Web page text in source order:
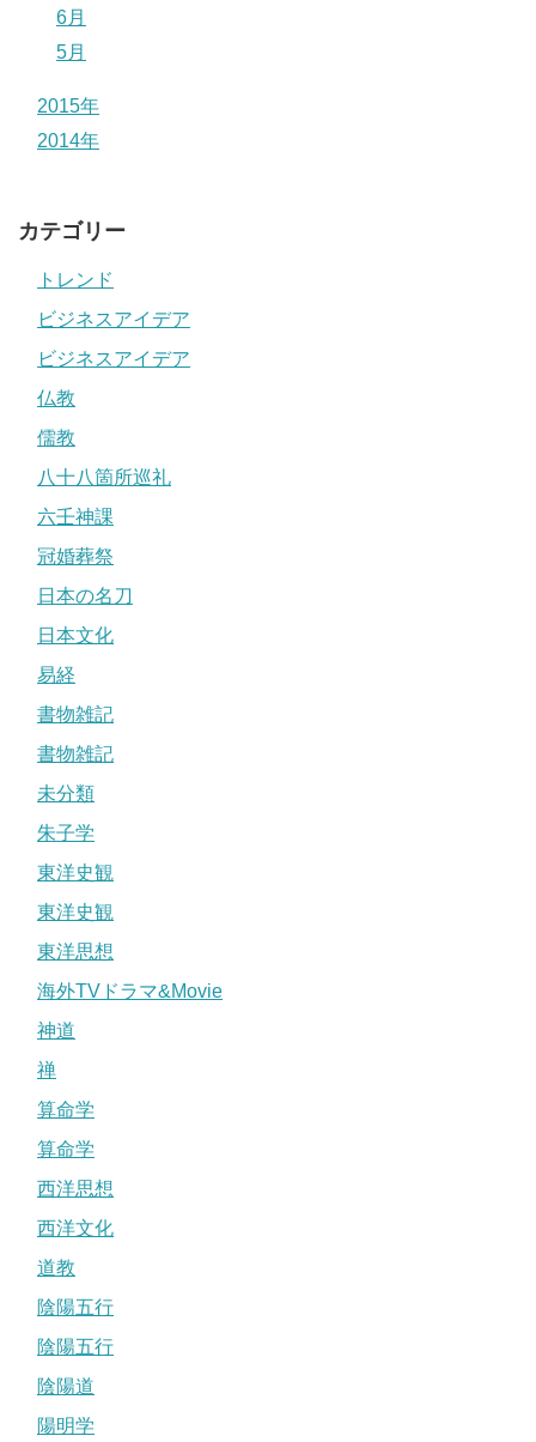
6月
5月
2015年
2014年
カテゴリー
トレンド
ビジネスアイデア
ビジネスアイデア
仏教
儒教
八十八箇所巡礼
六壬神課
冠婚葬祭
日本の名刀
日本文化
易経
書物雑記
書物雑記
未分類
朱子学
東洋史観
東洋史観
東洋思想
海外TVドラマ&Movie
神道
禅
算命学
算命学
西洋思想
西洋文化
道教
陰陽五行
陰陽五行
陰陽道
陽明学